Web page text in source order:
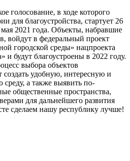
голосование, в ходе которого
для благоустройства, стартует 26
2021 года. Объекты, набравшие
войдут в федеральный проект
городской среды» нацпроекта
и будут благоустроены в 2022 году.
выбора объектов
создать удобную, интересную и
среду, а также выявить по-
общественные пространства,
для дальнейшего развития
сделаем нашу республику лучше!